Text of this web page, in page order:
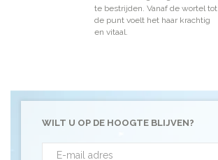
te bestrijden. Vanaf de wortel tot
de punt voelt het haar krachtig
en vitaal.
WILT U OP DE HOOGTE BLIJVEN?